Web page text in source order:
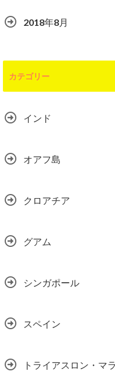
2018年8月
カテゴリー
インド
オアフ島
クロアチア
グアム
シンガポール
スペイン
トライアスロン・マ